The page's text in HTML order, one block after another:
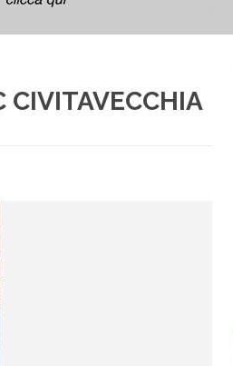
CIVITAVECCHIA